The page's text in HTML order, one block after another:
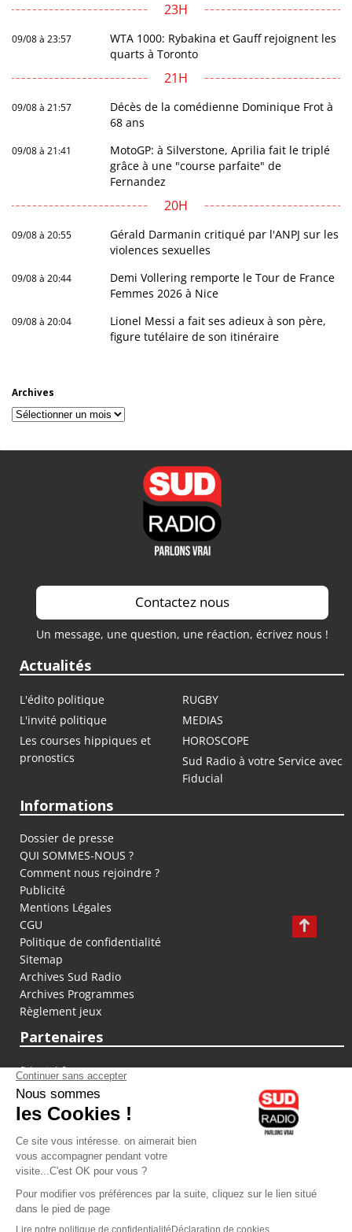
23H
09/08 à 23:57
WTA 1000: Rybakina et Gauff rejoignent les
quarts à Toronto
21H
09/08 à 21:57
Décès de la comédienne Dominique Frot à
68 ans
09/08 à 21:41
MotoGP: à Silverstone, Aprilia fait le triplé
grâce à une "course parfaite" de
Fernandez
20H
09/08 à 20:55
Gérald Darmanin critiqué par l'ANPJ sur les
violences sexuelles
09/08 à 20:44
Demi Vollering remporte le Tour de France
Femmes 2026 à Nice
09/08 à 20:04
Lionel Messi a fait ses adieux à son père,
figure tutélaire de son itinéraire
Archives
Archives
Contactez nous
Un message, une question, une réaction, écrivez nous !
Actualités
L'édito politique
RUGBY
L'invité politique
MEDIAS
Les courses hippiques et
pronostics
HOROSCOPE
Sud Radio à votre Service avec
Fiducial
Informations
Dossier de presse
QUI SOMMES-NOUS ?
Comment nous rejoindre ?
Publicité
Mentions Légales
CGU
Politique de confidentialité
Sitemap
Archives Sud Radio
Archives Programmes
Règlement jeux
Partenaires
fiducial.fr
lyoncapitale.fr
olympique-et-lyonnais.com
L'application Iphone / Android
Téléchargez l'application
Les cookies